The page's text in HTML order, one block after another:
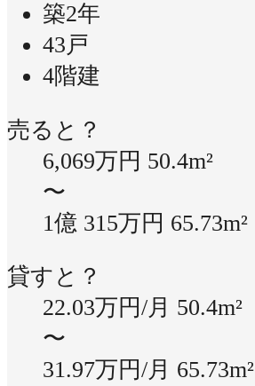
築2年
43戸
4階建
売ると？
6,069万円 50.4m²
〜
1億 315万円 65.73m²
貸すと？
22.03万円/月 50.4m²
〜
31.97万円/月 65.73m²